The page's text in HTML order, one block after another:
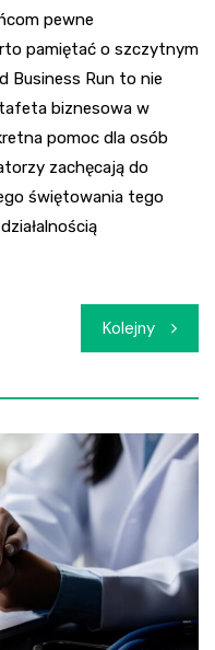
pewne
pamiętać o szczytnym
Business Run to nie
biznesowa w
pomoc dla osób
zachęcają do
świętowania tego
Kolejny